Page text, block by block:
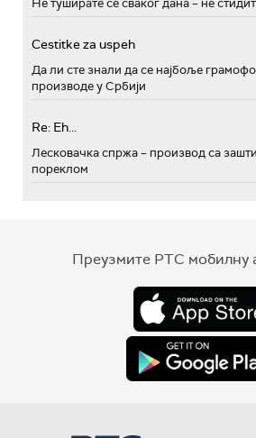
Не туширате се сваког дана – не
Cestitke za uspeh
Да ли сте знали да се најбоље
производе у Србији
Re: Eh...
Лесковачка спржа – производ са
пореклом
Преузмите РТС мобилну